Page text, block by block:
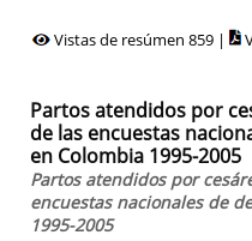
Vistas de resúmen 859 |
Partos atendidos por
de las encuestas
en Colombia 1995-2005
Partos atendidos por
encuestas nacionales de
1995-2005